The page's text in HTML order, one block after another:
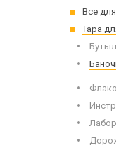
Все
Тара